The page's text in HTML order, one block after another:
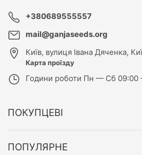
+380689555557
mail@ganjaseeds.org
Київ, вулиця Івана Дяченка,
Карта проїзду
Години роботи Пн — Сб 09:00
ПОКУПЦЕВІ
ПОПУЛЯРНЕ